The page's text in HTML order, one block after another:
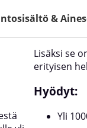
&
Lisäksi se
erityisen
Hyödyt:
Yli